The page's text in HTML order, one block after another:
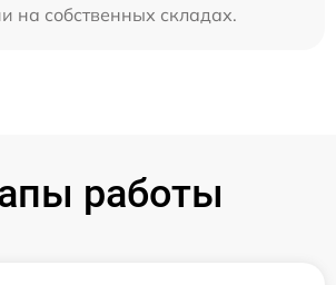
на собственных складах.
работы